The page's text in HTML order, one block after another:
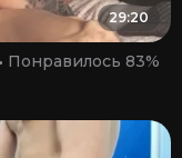
29:20
Понравилось 83%